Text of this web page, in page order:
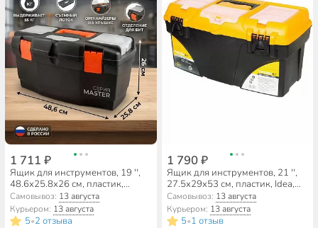
1 711 ₽
Ящик для инструментов, 19 '',
48.6х25.8х26 см, пластик,
Blocker, Master, пластиковый
замок, BR6005
Самовывоз: 13 августа
Курьером: 13 августа
5•2 отзыва
1 790 ₽
Ящик для инструментов, 21 '',
27.5x29x53 см, пластик, Idea,
Титан, пластиковый замок, с
секциями, М 2937
Самовывоз: 13 августа
Курьером: 13 августа
5•1 отзыв